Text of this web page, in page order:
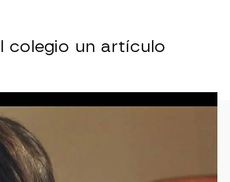
colegio un artículo